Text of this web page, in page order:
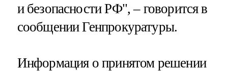
и безопасности РФ", – говорится в
сообщении Генпрокуратуры.
Информация о принятом решении